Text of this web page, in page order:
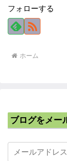
フォローする
ホーム
ブログをメー